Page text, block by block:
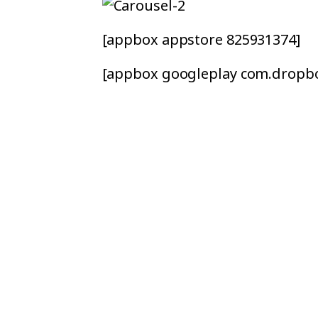
[appbox appstore 825931374]
[appbox googleplay